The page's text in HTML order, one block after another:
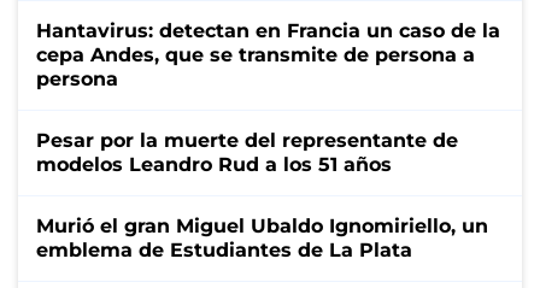
Hantavirus: detectan en Francia un caso de la
cepa Andes, que se transmite de persona a
persona
Pesar por la muerte del representante de
modelos Leandro Rud a los 51 años
Murió el gran Miguel Ubaldo Ignomiriello, un
emblema de Estudiantes de La Plata